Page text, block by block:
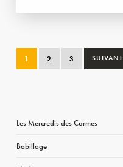
1 2 3 SUIVANT
Les Mercredis des Carmes
Babillage